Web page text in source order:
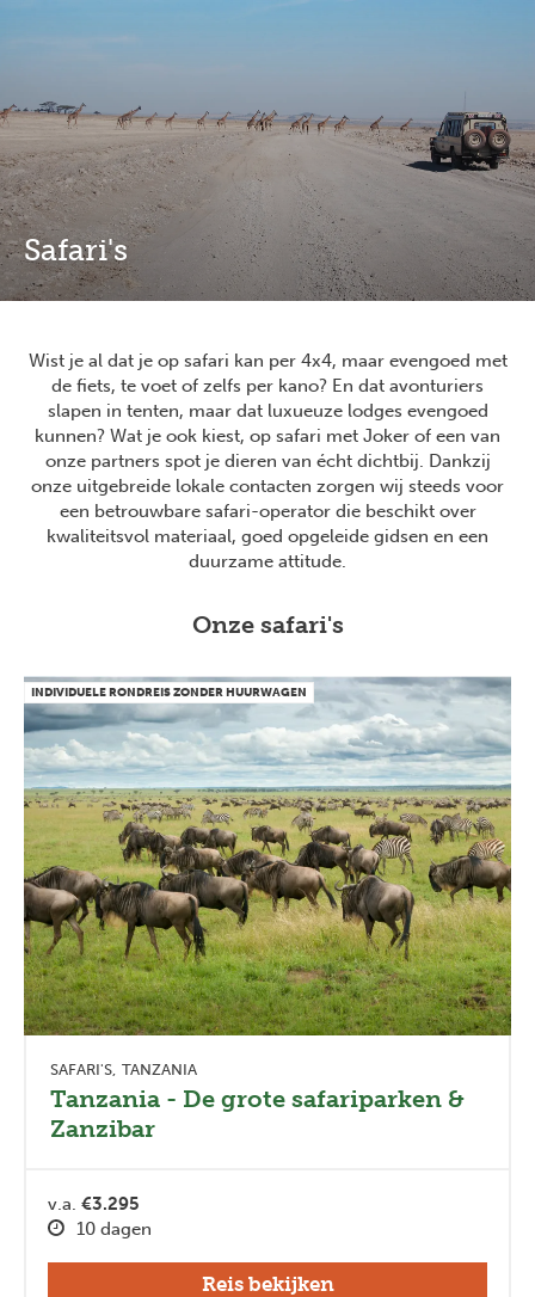
inhoud
gaan
Safari's
Wist je al dat je op safari kan per 4x4, maar evengoed met
de fiets, te voet of zelfs per kano? En dat avonturiers
slapen in tenten, maar dat luxueuze lodges evengoed
kunnen? Wat je ook kiest, op safari met Joker of een van
onze partners spot je dieren van écht dichtbij. Dankzij
onze uitgebreide lokale contacten zorgen wij steeds voor
een betrouwbare safari-operator die beschikt over
kwaliteitsvol materiaal, goed opgeleide gidsen en een
duurzame attitude.
Onze safari's
INDIVIDUELE RONDREIS ZONDER HUURWAGEN
SAFARI'S TANZANIA
Tanzania - De grote safariparken &
Zanzibar
v.a. €3.295
10 dagen
Reis bekijken